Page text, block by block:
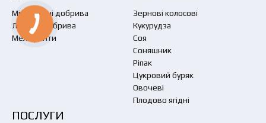
Мінеральні добрива
Листові добрива
Меліоранти
Зернові колосові
Кукурудза
Соя
Соняшник
Ріпак
Цукровий буряк
Овочеві
Плодово ягідні
ПОСЛУГИ